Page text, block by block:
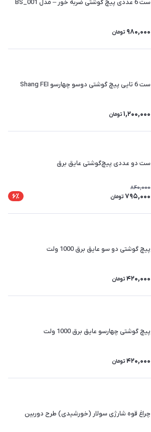
ست 6 عددی پیچ گوشتی ضربه خور – مدل BS_001
980,000 تومان
ست 6 تایی پیچ گوشتی دوسو چهارسو Shang FEI
1,200,000 تومان
ست دو عددی پیچ‌گوشتی عایق برق
840,000
795,000 تومان 6٪
پیچ گوشتی دو سو عایق برق 1000 ولت
420,000 تومان
پیچ گوشتی چهارسو عایق برق 1000 ولت
420,000 تومان
چراغ قوه شارژی سولار (خورشیدی) طرح دوربین